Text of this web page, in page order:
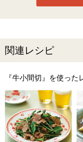
関連レシピ
『牛小間切』を使った